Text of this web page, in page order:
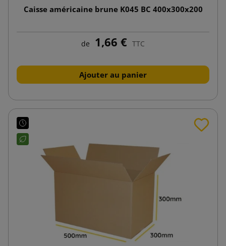
Caisse américaine brune K045 BC 400x300x200
de 1,66 € TTC
Ajouter au panier